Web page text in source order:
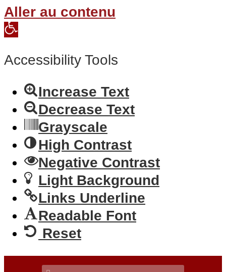
Aller au contenu
Open
Accessibility Tools
Increase Text
Decrease Text
Grayscale
High Contrast
Negative Contrast
Light Background
Links Underline
Readable Font
Reset